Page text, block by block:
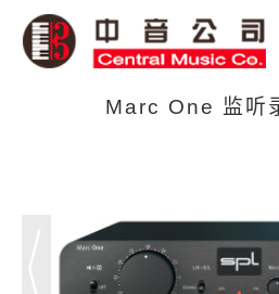
Marc One 监听